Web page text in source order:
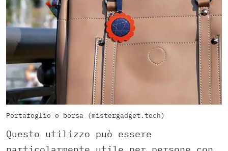
Portafoglio o borsa (mistergadget.tech)
Questo utilizzo può essere